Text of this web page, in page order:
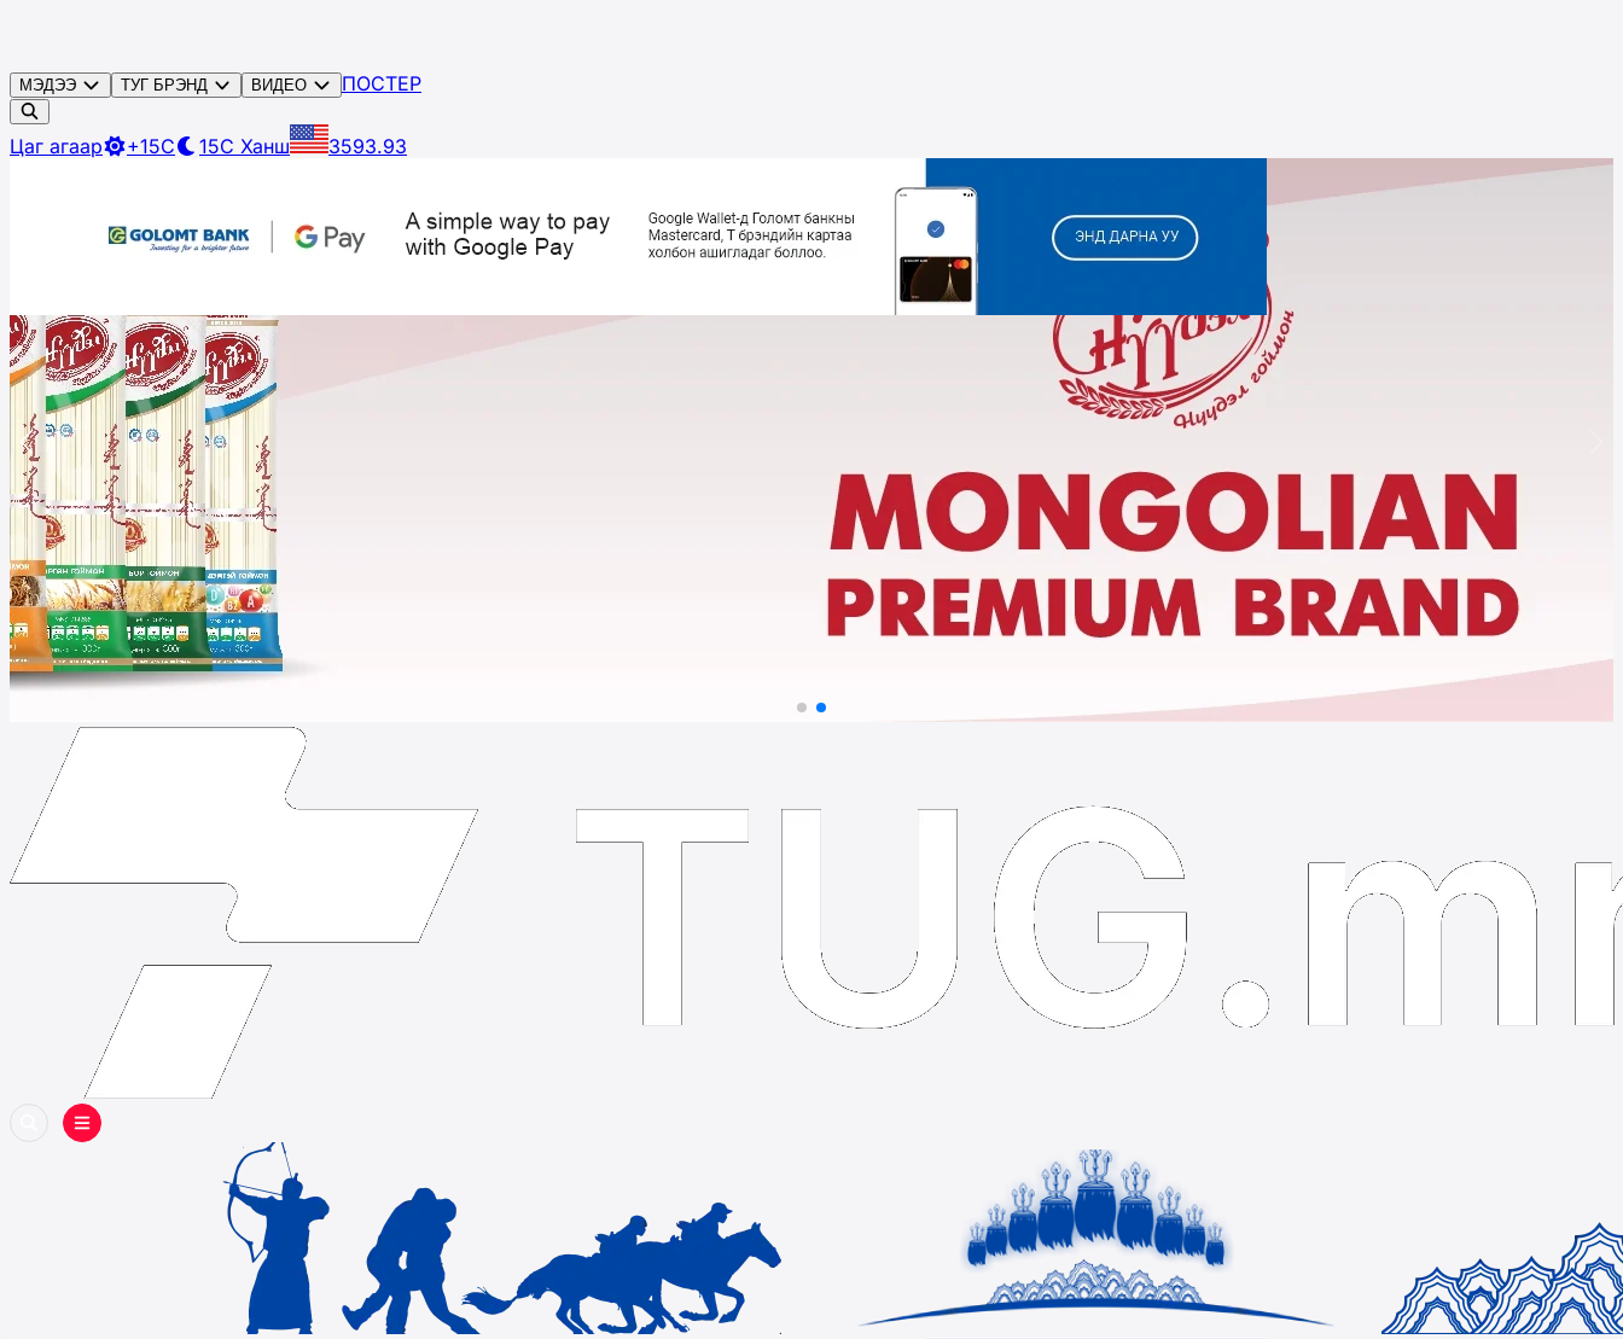
МЭДЭЭ ТУГ БРЭНД ВИДЕО ПОСТЕР
Цаг агаар +15C 15C Ханш 3593.93